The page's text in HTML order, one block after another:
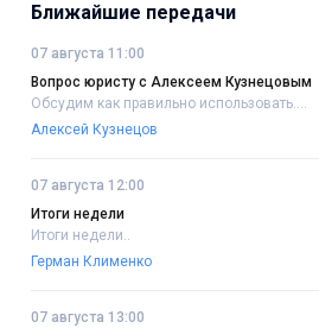
Ближайшие передачи
07 августа 11:00
Вопрос юристу с Алексеем Кузнецовым
Обсудим как правильно использовать....
Алексей Кузнецов
07 августа 12:00
Итоги недели
Итоги недели..
Герман Клименко
07 августа 13:00